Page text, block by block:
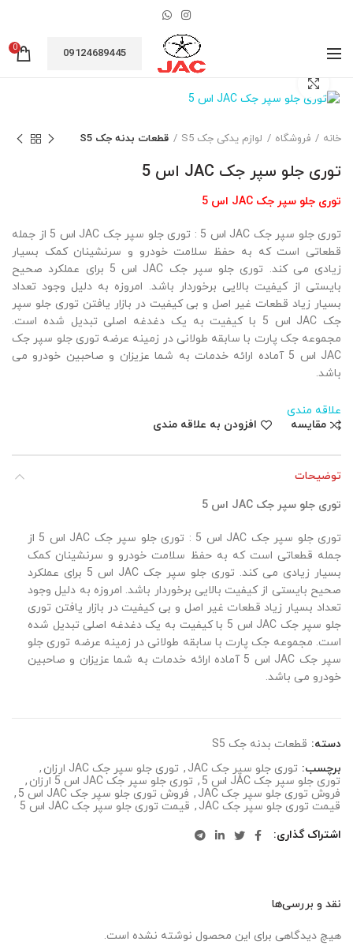
09124689445
0
خانه فروشگاه لوازم یدکی جک S5 قطعات بدنه جک S5
توری جلو سپر جک JAC اس 5
توری جلو سپر جک JAC اس 5
توری جلو سپر جک JAC اس 5 : توری جلو سپر جک JAC اس 5 از جمله
قطعاتی است که به حفظ سلامت خودرو و سرنشینان کمک بسیار
زیادی می کند. توری جلو سپر جک JAC اس 5 برای عملکرد صحیح
بایستی از کیفیت بالایی برخوردار باشد. امروزه به دلیل وجود تعداد
بسیار زیاد قطعات غیر اصل و بی کیفیت در بازار یافتن توری جلو سپر
جک JAC اس 5 با کیفیت به یک دغدغه اصلی تبدیل شده است.
مجموعه جک پارت با سابقه طولانی در زمینه عرضه توری جلو سپر جک
JAC اس 5 آماده ارائه خدمات به شما عزیزان و صاحبین خودرو می
باشد.
علاقه مندی
مقایسه
افزودن به علاقه مندی
توضیحات
توری جلو سپر جک JAC اس 5
توری جلو سپر جک JAC اس 5 : توری جلو سپر جک JAC اس 5 از
جمله قطعاتی است که به حفظ سلامت خودرو و سرنشینان کمک
بسیار زیادی می کند. توری جلو سپر جک JAC اس 5 برای عملکرد
صحیح بایستی از کیفیت بالایی برخوردار باشد. امروزه به دلیل وجود
تعداد بسیار زیاد قطعات غیر اصل و بی کیفیت در بازار یافتن توری
جلو سپر جک JAC اس 5 با کیفیت به یک دغدغه اصلی تبدیل شده
است. مجموعه جک پارت با سابقه طولانی در زمینه عرضه توری جلو
سپر جک JAC اس 5 آماده ارائه خدمات به شما عزیزان و صاحبین
خودرو می باشد.
دسته: قطعات بدنه جک S5
برچسب: توری جلو سپر جک JAC , توری جلو سپر جک JAC ارزان
,
توری جلو سپر جک JAC اس 5
, توری جلو سپر جک JAC اس 5 ارزان
,
فروش توری جلو سپر جک JAC
, فروش توری جلو سپر جک JAC اس 5
,
قیمت توری جلو سپر جک JAC
, قیمت توری جلو سپر جک JAC اس 5
اشتراک گذاری
نقد و بررسی‌ها
هیچ دیدگاهی برای این محصول نوشته نشده است.